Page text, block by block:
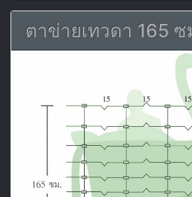
ตาข่ายเทวดา 165 ซ